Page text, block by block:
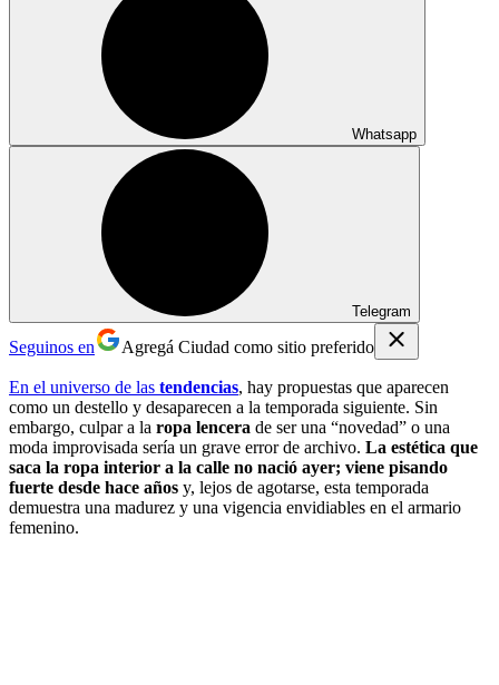
Whatsapp
Telegram
Seguinos en Agregá Ciudad como sitio preferido
En el universo de las tendencias, hay propuestas que aparecen
como un destello y desaparecen a la temporada siguiente. Sin
embargo, culpar a la ropa lencera de ser una “novedad” o una
moda improvisada sería un grave error de archivo. La estética que
saca la ropa interior a la calle no nació ayer; viene pisando
fuerte desde hace años y, lejos de agotarse, esta temporada
demuestra una madurez y una vigencia envidiables en el armario
femenino.